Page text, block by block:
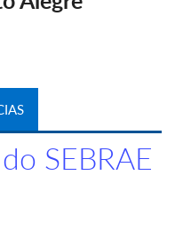
SEBRAE